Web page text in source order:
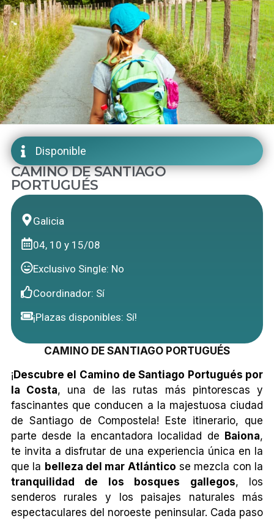
Disponible
CAMINO DE SANTIAGO
PORTUGUÉS
Galicia
04, 10 y 15/08
Exclusivo Single: No
Coordinador: Sí
¡Plazas disponibles: Sí!
CAMINO DE SANTIAGO PORTUGUÉS
¡ Descubre el Camino de Santiago Portugués por
la Costa, una de las rutas más pintorescas y
fascinantes que conducen a la majestuosa ciudad
de Santiago de Compostela! Este itinerario, que
parte desde la encantadora localidad de Baiona,
te invita a disfrutar de una experiencia única en la
que la belleza del mar Atlántico se mezcla con la
tranquilidad de los bosques gallegos, los
senderos rurales y los paisajes naturales más
espectaculares del noroeste peninsular. Cada paso